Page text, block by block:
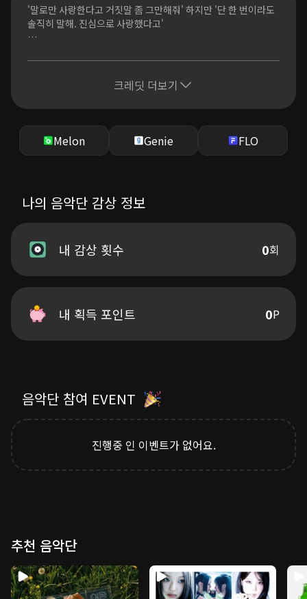
거짓말 좀 그만해 줘 이젠
너 하나만 보던 날들
더 이상 너를 보채기도 싫어졌어
네가 맘대로 다 변한 거니까
언제까지 네 옆에 날 둘거니
말로만 사랑한다고
거짓말 좀 그만해 줘 이젠
내가 먼저 헤어지자고 못해
네가 맘대로 다 변한 거니까
왜 말을 못 하니
네 맘이 떠났다고
거짓말이라고 해줘 제발
작은 미련조차 없게
'말로만 사랑한다고 거짓말 좀 그만해줘' 하지만 '단 한 번이라도
솔직히 말해. 진심으로 사랑했다고'
했던 순간들이 진심이길 바라는 간절함을 표현한 곡이다.
Lyrics by 한경수
Composed by 한경수, 이도형(AUG)
Drum by 편준원(AUG)
Strings by 편준원(AUG)
Mixed, Mastered by 이도형(AUG) @AUG Entertainment
Album Artwork by 차가을
크레딧 더보기
Melon Genie FLO
나의 음악단 감상 정보
내 감상 횟수 0회
내 획득 포인트 0P
음악단 참여 EVENT
진행중 인 이벤트가 없어요.
추천 음악단